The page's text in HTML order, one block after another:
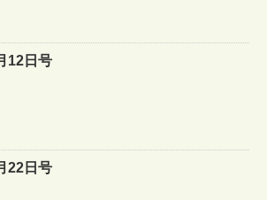
12日号
22日号